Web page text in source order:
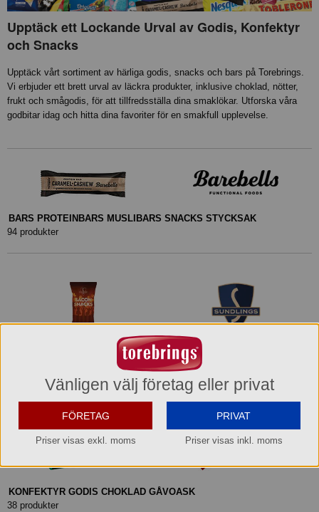
Upptäck ett Lockande Urval av Godis, Konfektyr
och Snacks
Upptäck vårt sortiment av härliga godis, snacks och bars på Torebrings.
Vi erbjuder ett brett urval av läckra produkter, inklusive choklad, nötter,
frukt och smågodis, för att tillfredsställa dina smaklökar. Utforska våra
godbitar idag och hitta dina favoriter för en smakfull upplevelse.
BARS PROTEINBARS MUSLIBARS SNACKS STYCKSAK
94 produkter
CHIPS NÖTTER POPCORN SNACKS
KONFEKTYR GODIS CHOKLAD GÅVOASK
38 produkter
Vänligen välj företag eller privat
FÖRETAG
Priser visas exkl. moms
PRIVAT
Priser visas inkl. moms